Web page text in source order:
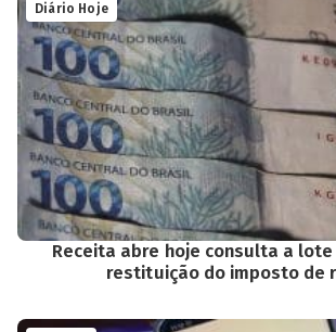
Diário Hoje
Receita abre hoje consulta a
restituição do imposto de